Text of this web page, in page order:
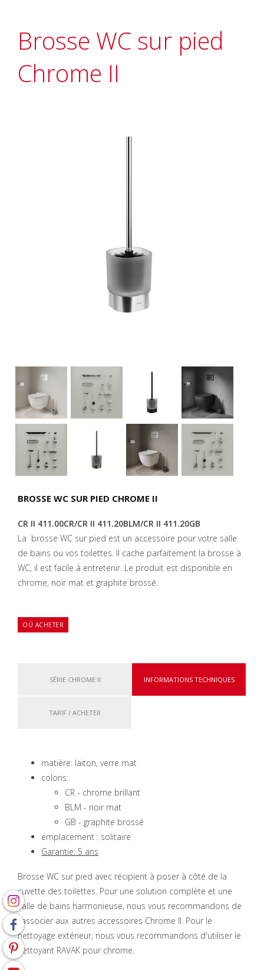
Brosse WC sur pied
Chrome II
BROSSE WC SUR PIED CHROME II
CR II 411.00CR/CR II 411.20BLM/CR II 411.20GB
La brosse WC sur pied est un accessoire pour votre salle
de bains ou vos toilettes. Il cache parfaitement la brosse à
WC, il est facile à entretenir. Le produit est disponible en
chrome, noir mat et graphite brossé.
OÙ ACHETER
SÉRIE CHROME II INFORMATIONS TECHNIQUES
TARIF / ACHETER
matière: laiton, verre mat
coloris:
CR - chrome brillant
BLM - noir mat
GB - graphite brossé
emplacement : solitaire
Garantie: 5 ans
Brosse WC sur pied avec récipient à poser à côté de la
cuvette des toilettes. Pour une solution complète et une
salle de bains harmonieuse, nous vous recommandons de
l'associer aux autres accessoires Chrome II. Pour le
nettoyage extérieur, nous vous recommandons d'utiliser le
nettoyant RAVAK pour chrome.